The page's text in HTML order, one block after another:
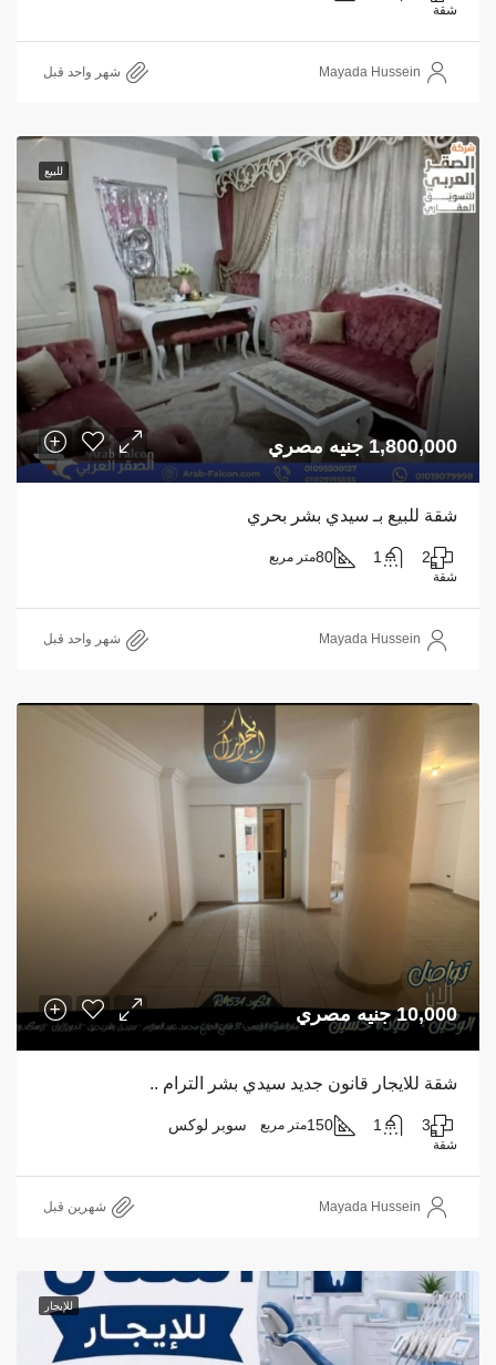
شقة
Mayada Hussein ‏شهر واحد قبل
للبيع
1,800,000 جنيه مصري
شقة للبيع بـ سيدي بشر بحري
2
1
80متر مربع
شقة
Mayada Hussein ‏شهر واحد قبل
10,000 جنيه مصري
شقة للايجار قانون جديد سيدي بشر الترام ..
3
1
150متر مربع سوبر لوكس
شقة
Mayada Hussein ‏شهرين قبل
للإيجار